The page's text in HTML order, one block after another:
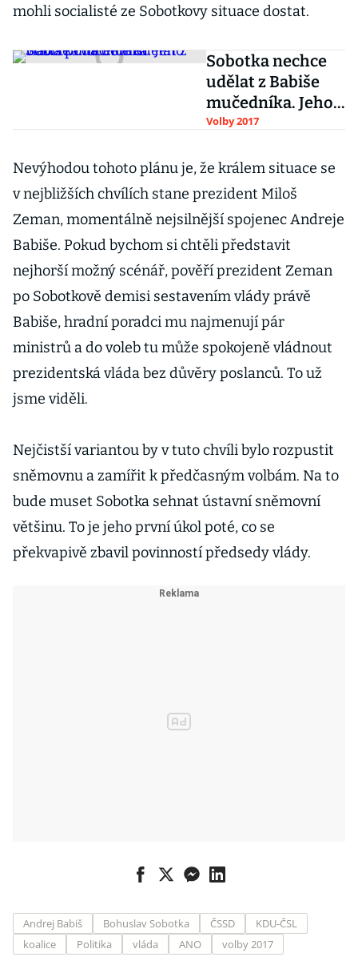
mohli socialisté ze Sobotkovy situace dostat.
Sobotka nechce
udělat z Babiše
mučedníka. Jeho
vláda podá demisi
Volby 2017
Nevýhodou tohoto plánu je, že králem situace se
v nejbližších chvílích stane prezident Miloš
Zeman, momentálně nejsilnější spojenec Andreje
Babiše. Pokud bychom si chtěli představit
nejhorší možný scénář, pověří prezident Zeman
po Sobotkově demisi sestavením vlády právě
Babiše, hradní poradci mu najmenují pár
ministrů a do voleb tu může spokojeně vládnout
prezidentská vláda bez důvěry poslanců. To už
jsme viděli.
Nejčistší variantou by v tuto chvíli bylo rozpustit
sněmovnu a zamířit k předčasným volbám. Na to
bude muset Sobotka sehnat ústavní sněmovní
většinu. To je jeho první úkol poté, co se
překvapivě zbavil povinností předsedy vlády.
Andrej Babiš Bohuslav Sobotka ČSSD
KDU-ČSL
koalice
Politika vláda ANO volby 2017